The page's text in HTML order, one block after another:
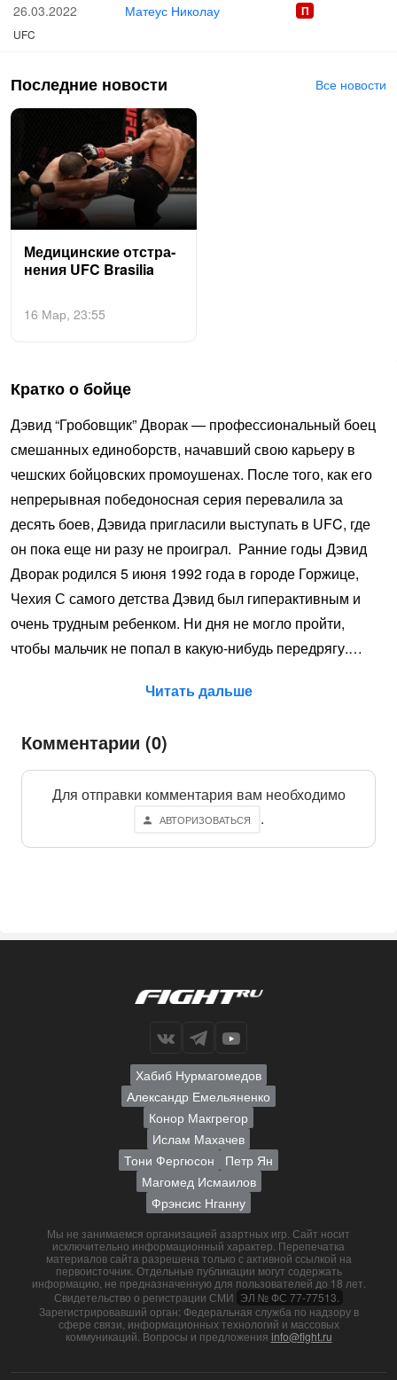
26.03.2022 Матеус Николау
UFC
Последние новости Все новости
Ме­дицинс­кие отс­тра­
нения UFC Bra­silia
16 Мар, 23:55
Кратко о бойце
Дэвид “Гробовщик” Дворак — профессиональный боец
смешанных единоборств, начавший свою карьеру в
чешских бойцовских промоушенах. После того, как его
непрерывная победоносная серия перевалила за
десять боев, Дэвида пригласили выступать в UFC, где
он пока еще ни разу не проиграл. Ранние годы Дэвид
Дворак родился 5 июня 1992 года в городе Горжице,
Чехия С самого детства Дэвид был гиперактивным и
очень трудным ребенком. Ни дня не могло пройти,
чтобы мальчик не попал в какую-нибудь передрягу.…
Читать дальше
Комментарии (0)
Для отправки комментария вам необходимо
АВТОРИЗОВАТЬСЯ .
Хабиб Нурмагомедов
Александр Емельяненко
Конор Макгрегор
Ислам Махачев
Тони Фергюсон
Петр Ян
Магомед Исмаилов
Фрэнсис Нганну
Мы не занимаемся организацией азартных игр. Сайт носит
исключительно информационный характер. Перепечатка
материалов сайта разрешена только с активной ссылкой на
первоисточник. Отдельные публикации могут содержать
информацию, не предназначенную для пользователей до 18 лет.
Свидетельство о регистрации СМИ ЭЛ № ФС 77-77513.
Зарегистрировавший орган: Федеральная служба по надзору в
сфере связи, информационных технологий и массовых
коммуникаций. Вопросы и предложения info@fight.ru